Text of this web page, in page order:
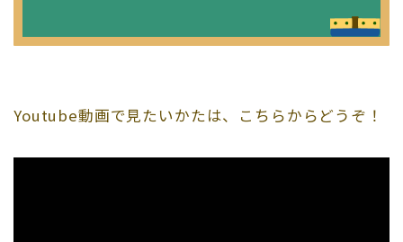
Youtube動画で見たいかたは、こちらからどうぞ！